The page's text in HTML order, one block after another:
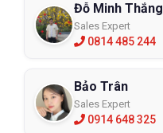
Đỗ Minh Thắng
Sales Expert
0814 485 244
Bảo Trân
Sales Expert
0914 648 325